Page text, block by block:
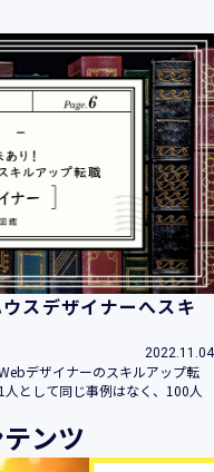
、ニックネーム、IPア
できる情報
れにより特定の個人を
を含みます。）
下総称して「当社サー
様が、当社でご利用に
ご利用回数などのご利
を取得させていただき
た個人情報を、当社は
手段により取得・収集
スデザイナーへスキ
2022.11.04
デザイナーのスキルアップ転
として同じ事例はなく、100人
ンツ